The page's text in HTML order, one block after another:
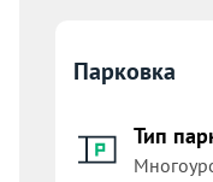
Парковка
Тип